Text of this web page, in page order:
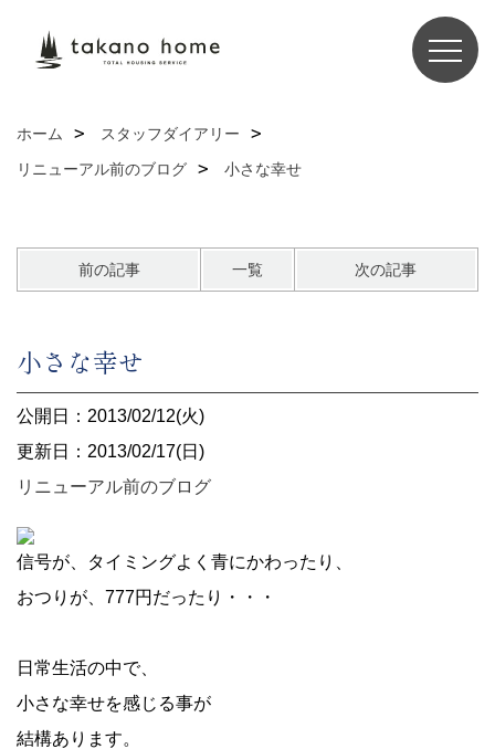
ホーム
スタッフダイアリー
リニューアル前のブログ
小さな幸せ
前の記事 一覧 次の記事
小さな幸せ
公開日：2013/02/12(火)
更新日：2013/02/17(日)
リニューアル前のブログ
信号が、タイミングよく青にかわったり、
おつりが、777円だったり・・・
日常生活の中で、
小さな幸せを感じる事が
結構あります。